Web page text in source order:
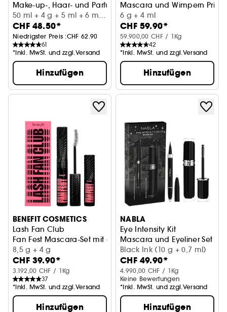
Make-up-, Haar- und Parfum-Set
50 ml + 4 g + 5 ml + 6 ml
+ 8 ml
CHF 48.50*
Niedrigster Preis :CHF 62.90
61
*Inkl. MwSt. und zzgl.Versand
Hinzufügen
Mascara und Wimpern
6 g + 4 ml
CHF 59.90*
59.900,00 CHF / 1Kg
42
*Inkl. MwSt. und zzgl.Versand
Hinzufügen
BENEFIT COSMETICS
Lash Fan Club
Fan Fest Mascara-Set mit gratis Mini
8,5 g + 4 g
CHF 39.90*
3.192,00 CHF / 1Kg
37
*Inkl. MwSt. und zzgl.Versand
Hinzufügen
NABLA
Eye Intensity Kit
Mascara und Eyeliner Set
Black Ink (10 g + 0,7 ml)
CHF 49.90*
4.990,00 CHF / 1Kg
Keine Bewertungen
*Inkl. MwSt. und zzgl.Versand
Hinzufügen